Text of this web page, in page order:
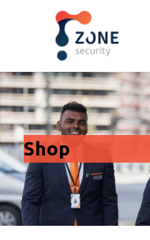
Shop